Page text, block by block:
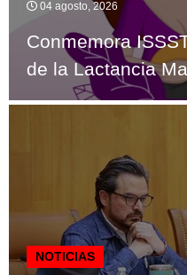
04 agosto, 2026
Conmemora
de la Lactancia
NOTICIAS